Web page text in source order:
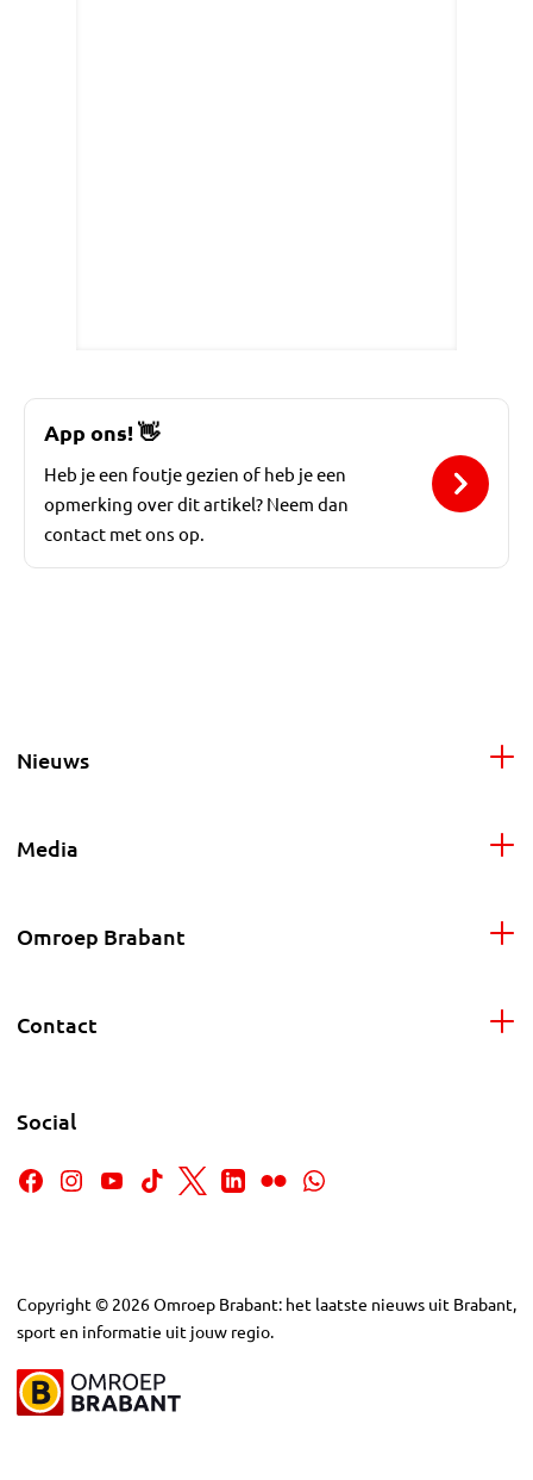
App ons!👋
Heb je een foutje gezien of heb je een
opmerking over dit artikel? Neem dan
contact met ons op.
Nieuws
Media
Omroep Brabant
Contact
Social
Copyright © 2026Omroep Brabant: het laatste nieuws uit Brabant,
sport en informatie uit jouw regio.